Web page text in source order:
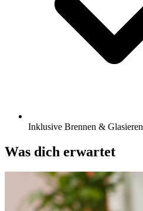
Inklusive Brennen & Glasieren
Was dich erwartet